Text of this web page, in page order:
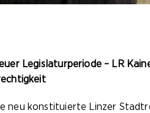
Legislaturperiode – LR
neu konstituierte Linzer